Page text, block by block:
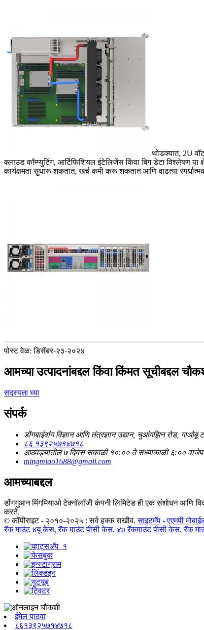
थोडक्यात, 2U
क्लाउड कॉम्प्युटिंग, आर्टिफिशियल इंटेलिजेंस किंवा बिग डेटा विश्लेषण
कार्यक्षमता सुधारू शकतात, खर्च कमी करू शकतात आणि वाढत्या
पोस्ट वेळ: डिसेंबर-२३-२०२४
आमच्या उत्पादनांबद्दल किंवा किंमत सूचीबद्दल
सदस्यता घ्या
संपर्क
डोंगबाईवांग विज्ञान आणि तंत्रज्ञान उद्यान, चुआंगझिन रोड,
८६ १३९२५७१४७१८
आठवड्यातील ७ दिवस सकाळी १०:०० ते संध्याकाळी ६:००
mingmiao1688@gmail.com
आमच्याबद्दल
डोंगगुआन मिंगमियाओ टेक्नॉलॉजी कंपनी लिमिटेड ही एक संशोधन आणि
करते.
© कॉपीराइट - २०१०-२०२५ : सर्व हक्क राखीव. साइटमॅप -एएमपी
रॅक माउंट ४यू केस,रॅक माउंट पीसी केस, ४u रॅकमाउंट पीसी केस,रॅक
ईमेल पाठवा
८६१३९२५७१४७१८